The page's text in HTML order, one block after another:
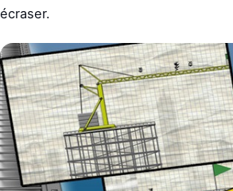
écraser.